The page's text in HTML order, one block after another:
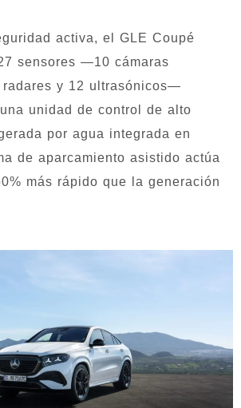
activa, el GLE Coupé
sensores —10 cámaras
y 12 ultrasónicos—
unidad de control de alto
por agua integrada en
de aparcamiento asistido actúa
más rápido que la generación